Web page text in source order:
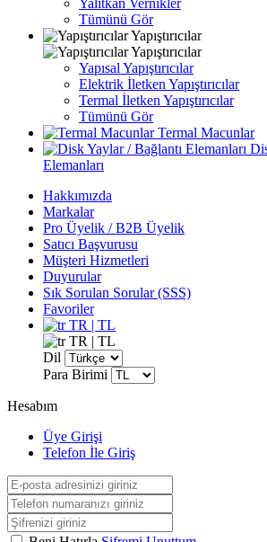
Yalıtkan Vernikler
Tümünü Gör
Yapıştırıcılar
Yapıştırıcılar
Yapısal Yapıştırıcılar
Elektrik İletken Yapıştırıcılar
Termal İletken Yapıştırıcılar
Tümünü Gör
Termal Macunlar
Elemanları
Hakkımızda
Markalar
Pro Üyelik / B2B Üyelik
Satıcı Başvurusu
Müşteri Hizmetleri
Duyurular
Sık Sorulan Sorular (SSS)
Favoriler
TR | TL
TR | TL
Dil
Para Birimi
Hesabım
Üye Girişi
Telefon İle Giriş